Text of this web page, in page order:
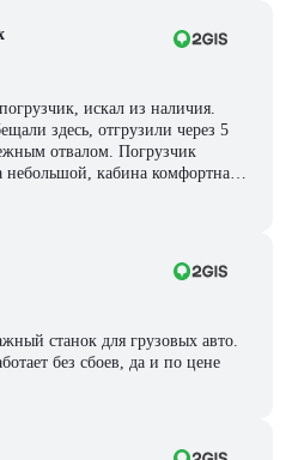
искал из наличия.
здесь, отгрузили через 5
отвалом. Погрузчик
небольшой, кабина комфортная,
станок для грузовых авто.
без сбоев, да и по цене